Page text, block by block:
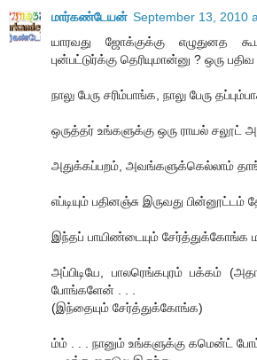
மார்கண்டேயன் September 13, 2010
யாரவது ஜோக்குக்கு எழுதுனத
புன்பட்டுர்க்கு தெரியுமான்னு ? ஒரு
நாலு பேரு சரிம்பாங்க, நாலு பேரு
ஒருத்தர் உங்களுக்கு ஒரு ராயல் சலூட்
அதுக்கப்பறம், அவங்களுக்கெல்லாம்
எப்டியும் பதினஞ்சு இருவது பின்னூட்டம்
இந்தப் பாயிண்டையும் சேர்த்துக்கோங்க
அப்பிடியே, பாலரெங்கபுரம் பக்கம்
போங்களேன் . . .
(இந்தையும் சேர்த்துக்கோங்க)
ம்ம் . . . நானும் உங்களுக்கு கமென்ட்